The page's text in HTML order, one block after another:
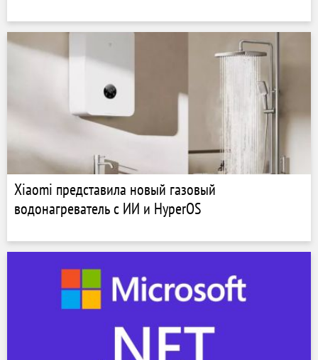
Xiaomi представила новый газовый
водонагреватель с ИИ и HyperOS